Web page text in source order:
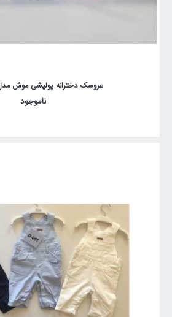
عروسک دخترانه پولیشی موش
ناموجود